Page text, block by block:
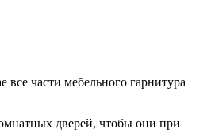
части мебельного гарнитура
дверей, чтобы они при